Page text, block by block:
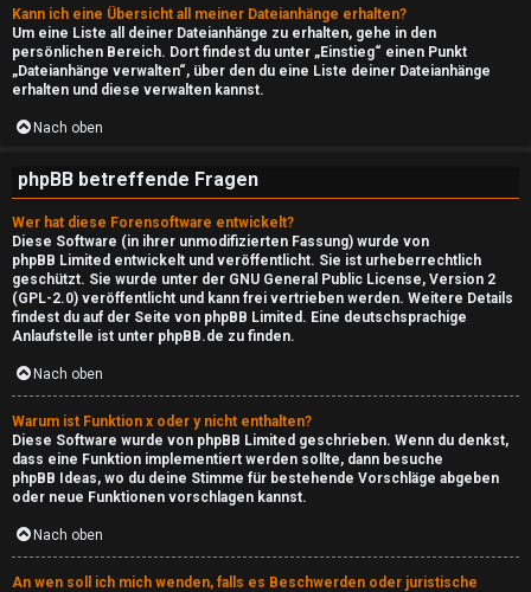
Kann ich eine Übersicht all meiner Dateianhänge erhalten?
Um eine Liste all deiner Dateianhänge zu erhalten, gehe in den
persönlichen Bereich. Dort findest du unter „Einstieg“ einen Punkt
„Dateianhänge verwalten“, über den du eine Liste deiner Dateianhänge
erhalten und diese verwalten kannst.
Nach oben
phpBB betreffende Fragen
Wer hat diese Forensoftware entwickelt?
Diese Software (in ihrer unmodifizierten Fassung) wurde von
phpBB Limited entwickelt und veröffentlicht. Sie ist urheberrechtlich
geschützt. Sie wurde unter der GNU General Public License, Version 2
(GPL-2.0) veröffentlicht und kann frei vertrieben werden. Weitere Details
findest du auf der Seite von phpBB Limited . Eine deutschsprachige
Anlaufstelle ist unter phpBB.de zu finden.
Nach oben
Warum ist Funktion x oder y nicht enthalten?
Diese Software wurde von phpBB Limited geschrieben. Wenn du denkst,
dass eine Funktion implementiert werden sollte, dann besuche
phpBB Ideas, wo du deine Stimme für bestehende Vorschläge abgeben
oder neue Funktionen vorschlagen kannst.
Nach oben
An wen soll ich mich wenden, falls es Beschwerden oder juristische
↳
e
P
l
a
y
R
a
d
i
o
↳